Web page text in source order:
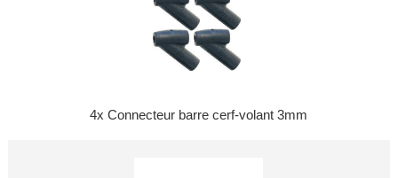
4x Connecteur barre cerf-volant 3mm